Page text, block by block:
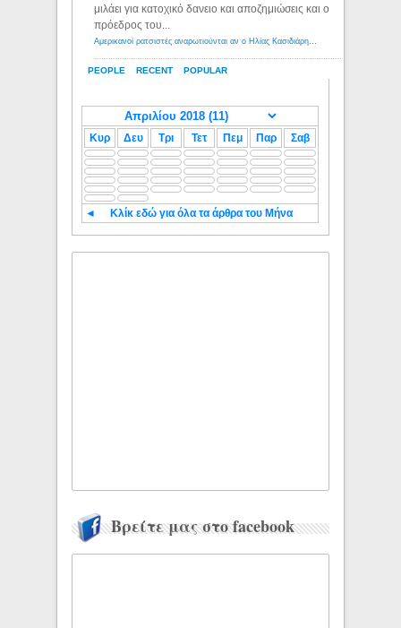
PEOPLE RECENT POPULAR
μιλάει για κατοχικό δανειο και αποζημιώσεις και ο
πρόεδρος του...
Κυρ Δευ Τρι Τετ Πεμ Παρ Σαβ
◄ Κλίκ εδώ για όλα τα άρθρα του Μήνα
Βρείτε μας στο facebook